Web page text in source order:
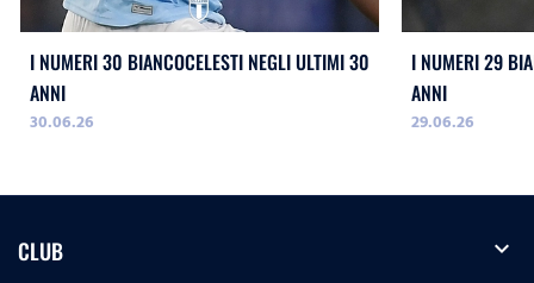
I NUMERI 30 BIANCOCELESTI NEGLI ULTIMI 30
ANNI
30.06.26
I NUMERI 29
ANNI
29.06.26
CLUB expand_more